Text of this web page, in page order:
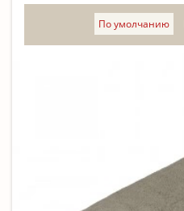
По умолчанию